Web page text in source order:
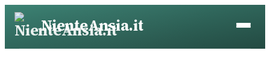
Vai
contenuto
NienteAnsia.it